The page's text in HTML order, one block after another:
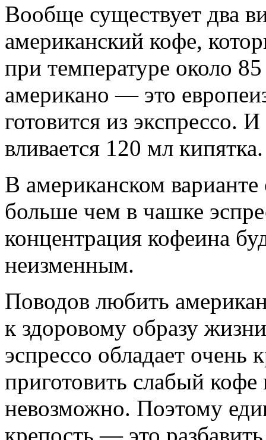
Вообще существует два
американский кофе,
при температуре около
американо — это
готовится из экспрессо.
вливается 120 мл кипятка.
В американском
больше чем в чашке
концентрация кофеина
неизменным.
Поводов любить
к здоровому образу
эспрессо обладает
приготовить слабый
невозможно. Поэтому